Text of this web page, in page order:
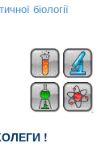
біології
!